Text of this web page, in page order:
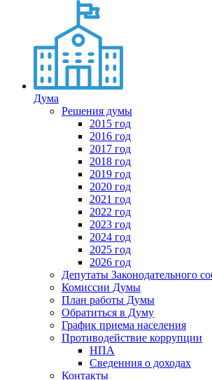
Дума
Решения думы
2015 год
2016 год
2017 год
2018 год
2019 год
2020 год
2021 год
2022 год
2023 год
2024 год
2025 год
2026 год
Депутаты Законодательного
Комиссии Думы
План работы Думы
Обратиться в Думу
График приема населения
Противодействие коррупции
НПА
Сведенния о доходах
Контакты